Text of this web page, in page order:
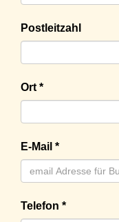
Postleitzahl
Ort *
E-Mail *
Telefon *